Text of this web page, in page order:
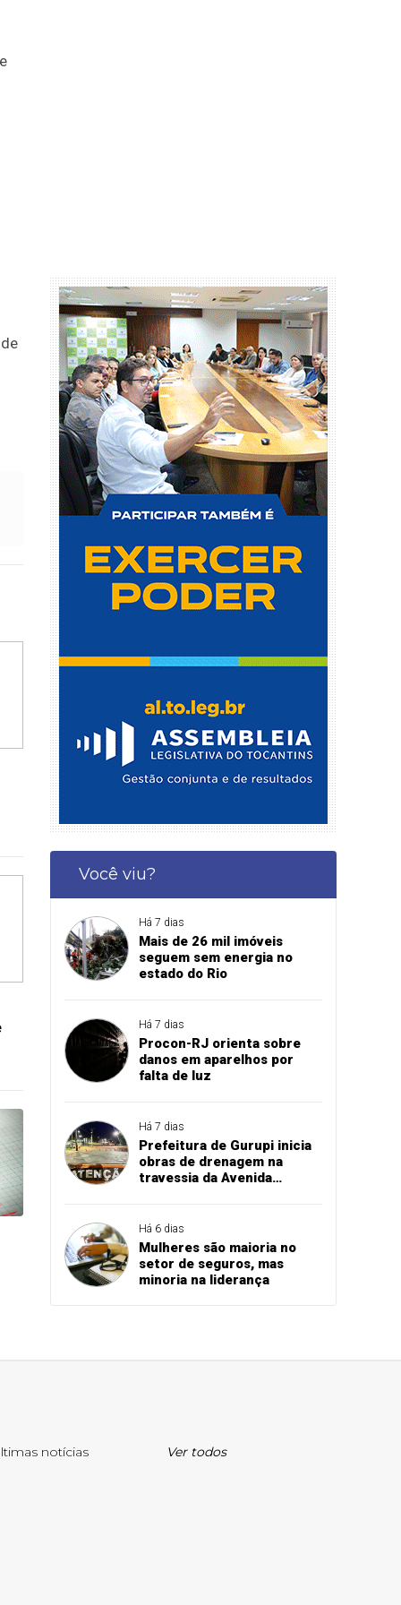
Você viu?
Há 7 dias
Mais de 26 mil imóveis
seguem sem energia no
estado do Rio
Há 7 dias
Procon-RJ orienta sobre
danos em aparelhos por
falta de luz
Há 7 dias
Prefeitura de Gurupi inicia
obras de drenagem na
travessia da Avenida
Há 6 dias
Mulheres são maioria no
setor de seguros, mas
minoria na liderança
notícias Ver todos